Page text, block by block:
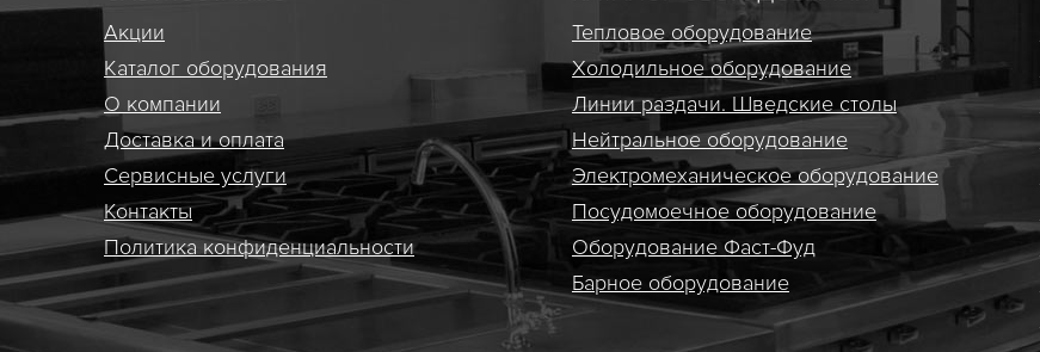
Акции
Каталог оборудования
О компании
Доставка и оплата
Сервисные услуги
Контакты
Политика конфиденциальности
Тепловое оборудование
Холодильное оборудование
Линии раздачи. Шведские столы
Нейтральное оборудование
Электро­механическое оборудование
Посудомоечное оборудование
Оборудование Фаст-Фуд
Барное оборудование